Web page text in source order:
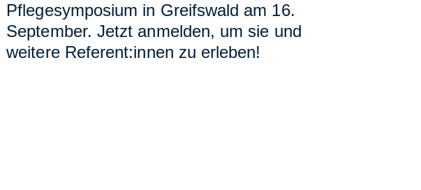
Pflegesymposium in Greifswald am 16.
September. Jetzt anmelden, um sie und
weitere Referent:innen zu erleben!